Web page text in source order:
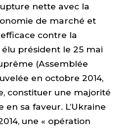
nette avec la
de marché et
contre la
président le 25 mai
(Assemblée
en octobre 2014,
constituer une majorité
sa faveur. L’Ukraine
une « opération